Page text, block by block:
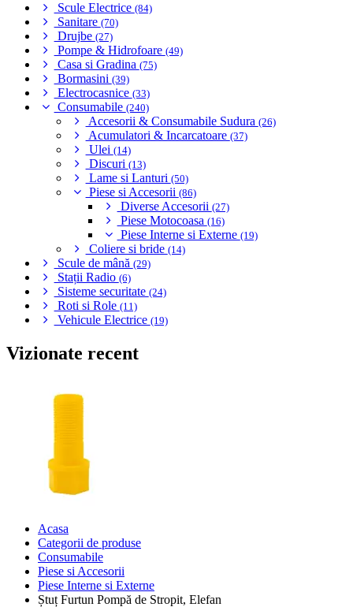
Scule Electrice (84)
Sanitare (70)
Drujbe (27)
Pompe & Hidrofoare (49)
Casa si Gradina (75)
Bormasini (39)
Electrocasnice (33)
Consumabile (240)
Accesorii & Consumabile Sudura (26)
Acumulatori & Incarcatoare (37)
Ulei (14)
Discuri (13)
Lame si Lanturi (50)
Piese si Accesorii (86)
Diverse Accesorii (27)
Piese Motocoasa (16)
Piese Interne si Externe (19)
Coliere si bride (14)
Scule de mână (29)
Stații Radio (6)
Sisteme securitate (24)
Roti si Role (11)
Vehicule Electrice (19)
Vizionate recent
Acasa
Categorii de produse
Consumabile
Piese si Accesorii
Piese Interne si Externe
Ștuț Furtun Pompă de Stropit, Elefan